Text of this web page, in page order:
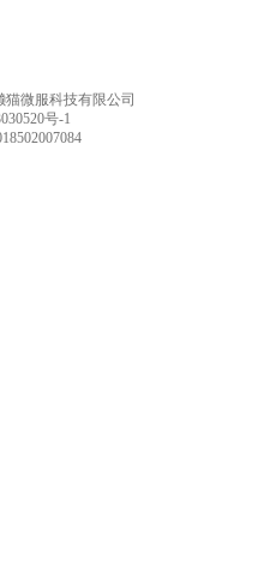
猫微服科技有限公司
号-1